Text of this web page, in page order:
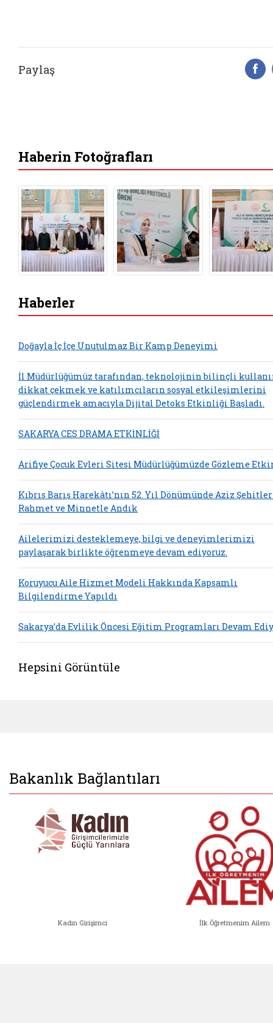
Paylaş
Haberin Fotoğrafları
Haberler
Doğayla İç İçe Unutulmaz Bir Kamp Deneyimi
İl Müdürlüğümüz tarafından, teknolojinin bilinçli
dikkat çekmek ve katılımcıların sosyal etkileşimlerini
güçlendirmek amacıyla Dijital Detoks Etkinliği Başladı.
SAKARYA CES DRAMA ETKİNLİĞİ
Arifiye Çocuk Evleri Sitesi Müdürlüğümüzde Gözleme
Kıbrıs Barış Harekâtı’nın 52. Yıl Dönümünde Aziz
Rahmet ve Minnetle Andık
Ailelerimizi desteklemeye, bilgi ve deneyimlerimizi
paylaşarak birlikte öğrenmeye devam ediyoruz.
Koruyucu Aile Hizmet Modeli Hakkında Kapsamlı
Bilgilendirme Yapıldı
Sakarya’da Evlilik Öncesi Eğitim Programları Devam
Hepsini Görüntüle
Bakanlık Bağlantıları
Kadın Girişimci İlk Öğretmenim Ailem